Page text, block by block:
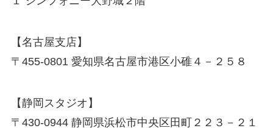
【名古屋支店】
〒455-0801 愛知県名古屋市港区小碓４－２５８
【静岡スタジオ】
〒430-0944 静岡県浜松市中央区田町２２３－２１